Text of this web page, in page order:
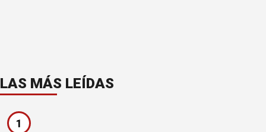
LAS MÁS LEÍDAS
1